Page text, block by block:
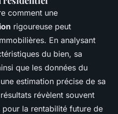
comment une
rigoureuse peut
En analysant
du bien, sa
que les données du
estimation précise de sa
révèlent souvent
la rentabilité future de